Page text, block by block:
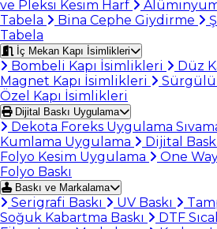
ve Pleksi Kesim Harf
Tabela
Bina Cephe Giydirme
Tabela
İç Mekan Kapı İsimlikleri
Bombeli Kapı İsimlikleri
Düz
Magnet Kapı İsimlikleri
Sürgülü
Özel Kapı İsimlikleri
Dijital Baskı Uygulama
Dekota Foreks Uygulama
Kumlama Uygulama
Dijital
Folyo Kesim Uygulama
One
Folyo Baskı
Baskı ve Markalama
Serigrafi Baskı UV Baskı
Soğuk Kabartma Baskı
DTF